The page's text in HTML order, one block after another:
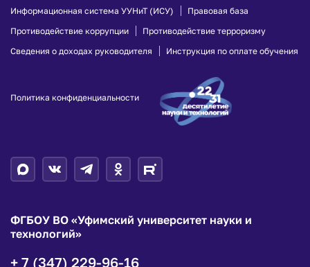
Информационная система УУНиТ (ИСУ)
Правовая база
Противодействие коррупции
Противодействие терроризму
Сведения о доходах руководителя
Инструкция по оплате обучения
Политика конфиденциальности
ФГБОУ ВО «Уфимский университет науки и
технологий»
+ 7 (347) 229-96-16